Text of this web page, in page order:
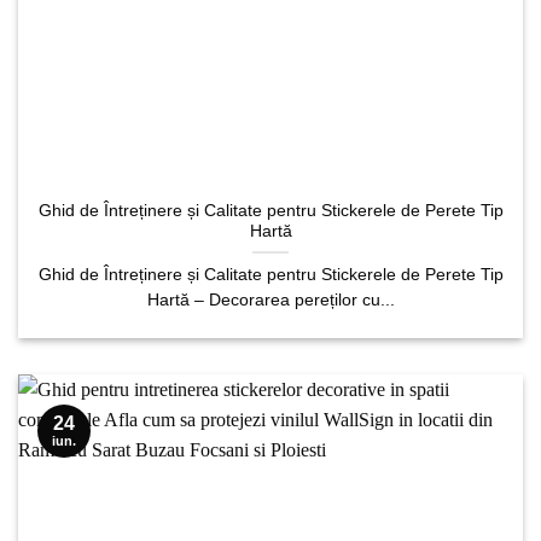
Ghid de Întreținere și Calitate pentru Stickerele de Perete Tip
Hartă
Ghid de Întreținere și Calitate pentru Stickerele de Perete Tip
Hartă – Decorarea pereților cu...
24
iun.